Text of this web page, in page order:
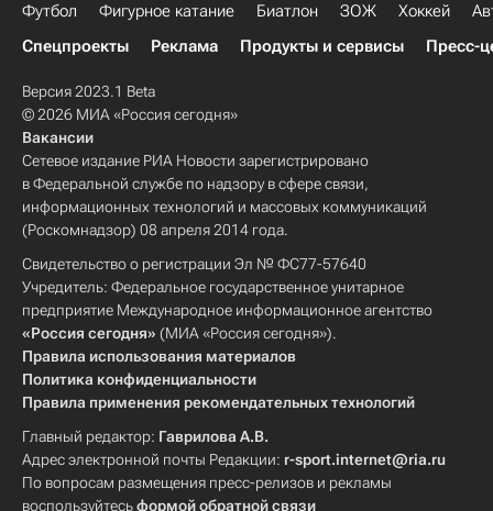
Футбол Фигурное катание Биатлон ЗОЖ Хоккей
Спецпроекты
Реклама Продукты и сервисы Пресс-
Версия 2023.1 Beta
© 2026 МИА «Россия сегодня»
Вакансии
Сетевое издание РИА Новости зарегистрировано
в Федеральной службе по надзору в сфере связи,
информационных технологий и массовых коммуникаций
(Роскомнадзор) 08 апреля 2014 года.
Свидетельство о регистрации Эл № ФС77-57640
Учредитель: Федеральное государственное унитарное
предприятие Международное информационное агентство
«Россия сегодня» (МИА «Россия сегодня»).
Правила использования материалов
Политика конфиденциальности
Правила применения рекомендательных технологий
Главный редактор: Гаврилова А.В.
Адрес электронной почты Редакции: r-sport.internet@ria.ru
По вопросам размещения пресс-релизов и рекламы
воспользуйтесьформой обратной связи